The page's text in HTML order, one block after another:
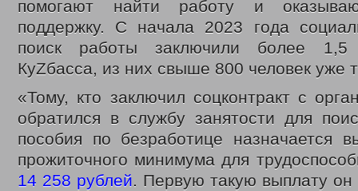
ВЫДАЧА УДОСТОВЕРЕНИЙ МНОГОДЕТНЫМ МАТЕРЯМ
ВЫПЛАТЫ СЕМЬЯМ ВОЕННОСЛУЖАЩИМ И ЧЛЕНАМ ИХ СЕМЕЙ И
КООРДИНАЦИОННЫЙ ОТДЕЛ ПО ОБЕСПЕЧЕНИЮ
ОТДЕЛ СОЦИАЛЬНО-ПРАВОВОЙ ЗАЩИТЫ НАСЕЛЕНИЯ
СУБСИДИИ НА ОПЛАТУ ЖИЛОГО ПОМЕЩЕНИЯ И КОММУНАЛЬНЫХ
ПРОЕЗД ОТДЕЛЬНЫМИ ВИДАМИ ТРАНСПОРТА
ДЕНЕЖНЫЕ
ВОЗМЕЩЕНИЕ РАСХОДОВ НА ПОГРЕБЕНИЕ
ЗАКОНОДАТЕЛЬНЫЕ АКТЫ
ФЕДЕРАЛЬНЫЕ
РЕГИОНАЛЬНЫЕ
ПРИКАЗЫ УПРАВЛЕНИЯ
помогают найти работу и
поддержку. С начала 2023 года
поиск работы заключили более 1,5
КуZбасса, из них свыше 800 человек уже
«Тому, кто заключил соцконтракт с
обратился в службу занятости для
пособия по безработице назначается
прожиточного минимума для
14 258 рублей. Первую такую выплату он